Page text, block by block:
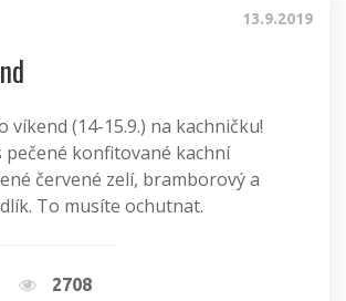
13.9.2019
víkend (14-15.9.) na kachničku!
pečené konfitované kachní
červené zelí, bramborový a
To musíte ochutnat.
2708